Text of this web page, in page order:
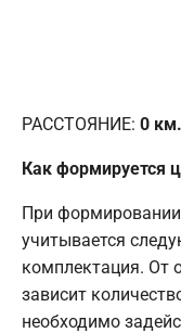
РАССТОЯНИЕ: 0 км.
Как формируется
При
учитывается
комплектация. От
зависит
необходимо